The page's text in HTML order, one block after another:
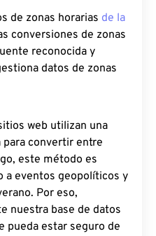
de zonas horarias de la
conversiones de zonas
reconocida y
datos de zonas
web utilizan una
convertir entre
este método es
a eventos geopolíticos y
Por eso,
nuestra base de datos
pueda estar seguro de